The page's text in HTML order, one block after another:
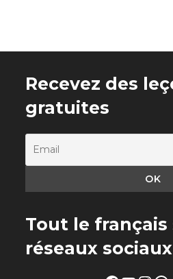
Recevez des
gratuites
Tout le français
réseaux sociaux